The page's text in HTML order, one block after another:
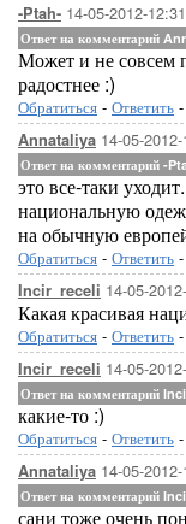
-Ptah- 14-05-2012-12:31
Ответ на комментарий
Может и не совсем
радостнее :)
Обратиться - Ответить -
Annataliya 14-05-
Ответ на комментарий -
это все-таки
национальную
на обычную
Обратиться - Ответить -
Incir_receli 14-05-
Какая красивая
Обратиться - Ответить -
Incir_receli 14-05-
Ответ на комментарий
какие-то :)
Обратиться - Ответить -
Annataliya 14-05-
Ответ на комментарий
сани тоже очень